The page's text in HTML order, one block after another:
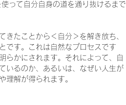
って自分自身の道を通り抜けるまで
きたことから＜自分＞を解き放ち、
です。これは自然なプロセスです
らかにされます。それによって、自
いるのか、あるいは、なぜい人生が
理解が得られます。